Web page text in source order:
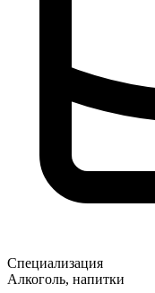
Специализация
Алкоголь, напитки